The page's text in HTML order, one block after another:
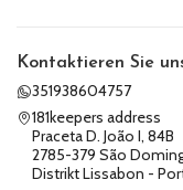
Kontaktieren Sie
351938604757
181keepers address
Praceta D. João I, 84B
2785-379 São
Distrikt Lissabon -